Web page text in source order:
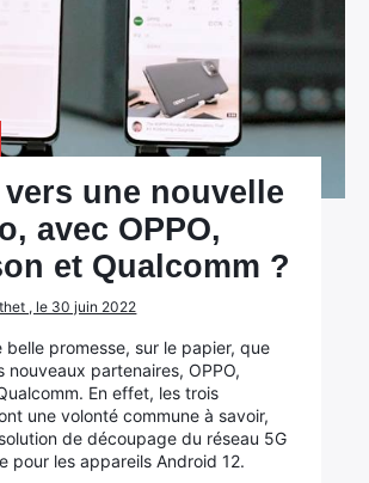
vers une nouvelle
avec OPPO,
et Qualcomm ?
, le 30 juin 2022
belle promesse, sur le papier, que
nouveaux partenaires, OPPO,
En effet, les trois
une volonté commune à savoir,
de découpage du réseau 5G
pour les appareils Android 12.